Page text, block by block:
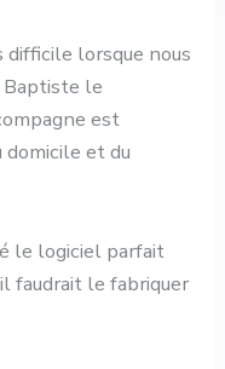
difficile lorsque nous
Baptiste le
est
et du
le logiciel parfait
faudrait le fabriquer